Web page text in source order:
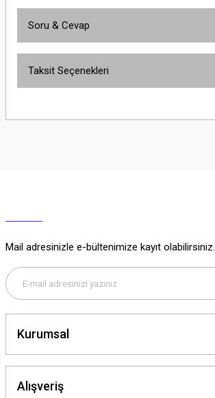
Soru & Cevap
Soru Sor
Taksit Seçenekleri
Mail adresinizle e-bültenimize kayıt olabilirsiniz.
Kurumsal
Alışveriş